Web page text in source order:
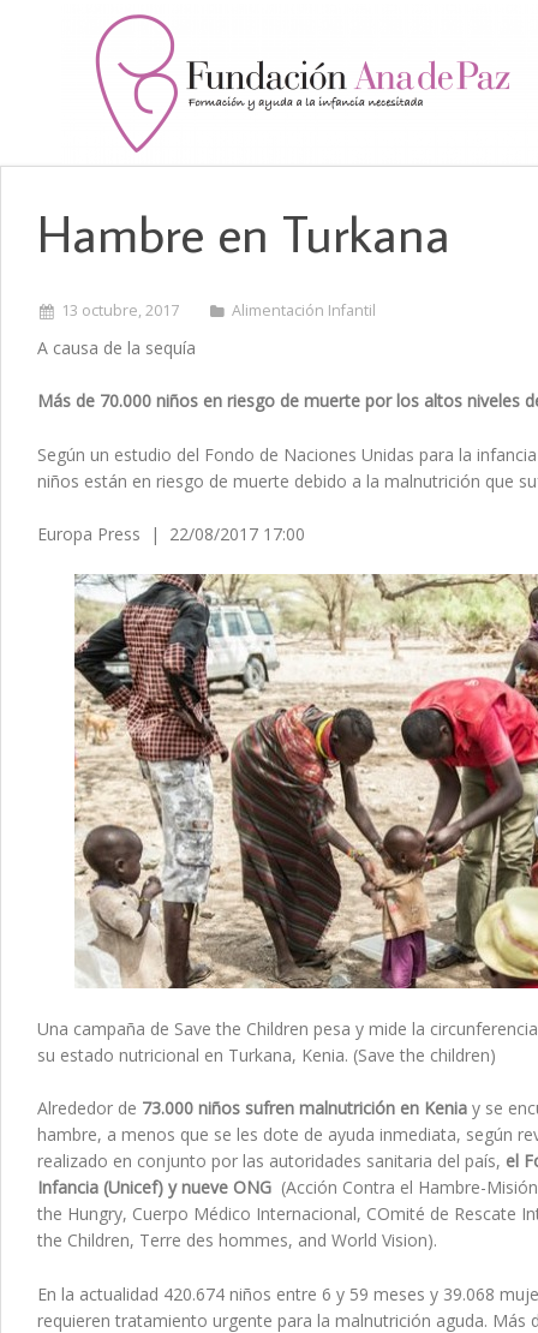
Hambre en Turkana
13 octubre, 2017 Alimentación Infantil
A causa de la sequía
Más de 70.000 niños en riesgo de muerte por los altos niveles
Según un estudio del Fondo de Naciones Unidas para la
niños están en riesgo de muerte debido a la malnutrición que
Europa Press | 22/08/2017 17:00
Una campaña de Save the Children pesa y mide la
su estado nutricional en Turkana, Kenia. (Save the children)
Alrededor de 73.000 niños sufren malnutrición en Kenia y se
hambre, a menos que se les dote de ayuda inmediata, según
realizado en conjunto por las autoridades sanitaria del país, el
Infancia (Unicef) y nueve ONG (Acción Contra el Hambre-
the Hungry, Cuerpo Médico Internacional, COmité de Rescate
the Children, Terre des hommes, and World Vision).
En la actualidad 420.674 niños entre 6 y 59 meses y 39.068
requieren tratamiento urgente para la malnutrición aguda. Más